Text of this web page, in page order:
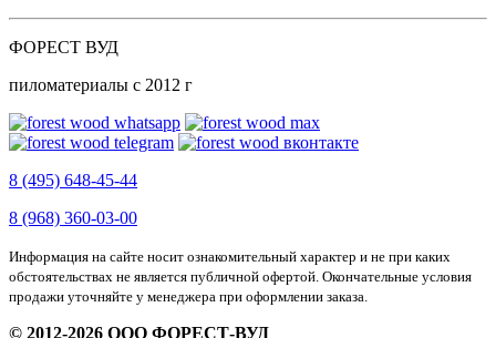
ФОРЕСТ ВУД
пиломатериалы с 2012 г
8 (495) 648-45-44
8 (968) 360-03-00
Информация на сайте носит ознакомительный характер и не при каких
обстоятельствах не является публичной офертой. Окончательные условия
продажи уточняйте у менеджера при оформлении заказа.
© 2012-2026 ООО ФОРЕСТ-ВУД